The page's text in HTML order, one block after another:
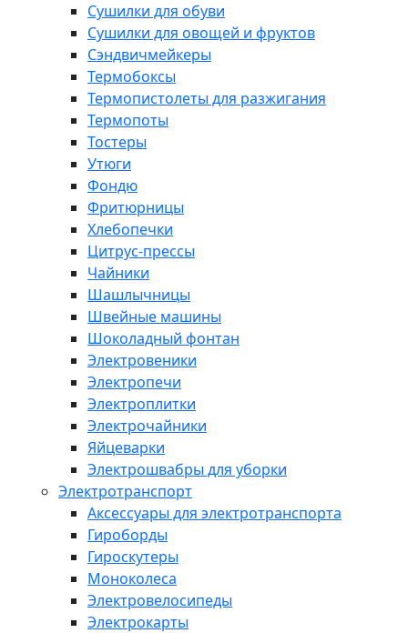
Сушилки для обуви
Сушилки для овощей и фруктов
Сэндвичмейкеры
Термобоксы
Термопистолеты для разжигания
Термопоты
Тостеры
Утюги
Фондю
Фритюрницы
Хлебопечки
Цитрус-прессы
Чайники
Шашлычницы
Швейные машины
Шоколадный фонтан
Электровеники
Электропечи
Электроплитки
Электрочайники
Яйцеварки
Электрошвабры для уборки
Электротранспорт
Аксессуары для электротранспорта
Гироборды
Гироскутеры
Моноколеса
Электровелосипеды
Электрокарты